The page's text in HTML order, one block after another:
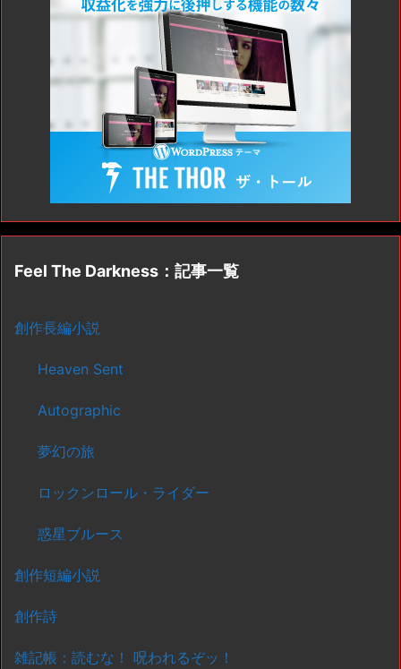
Feel The Darkness：記事一覧
創作長編小説
Heaven Sent
Autographic
夢幻の旅
ロックンロール・ライダー
惑星ブルース
創作短編小説
創作詩
雑記帳：読むな！ 呪われるぞッ！